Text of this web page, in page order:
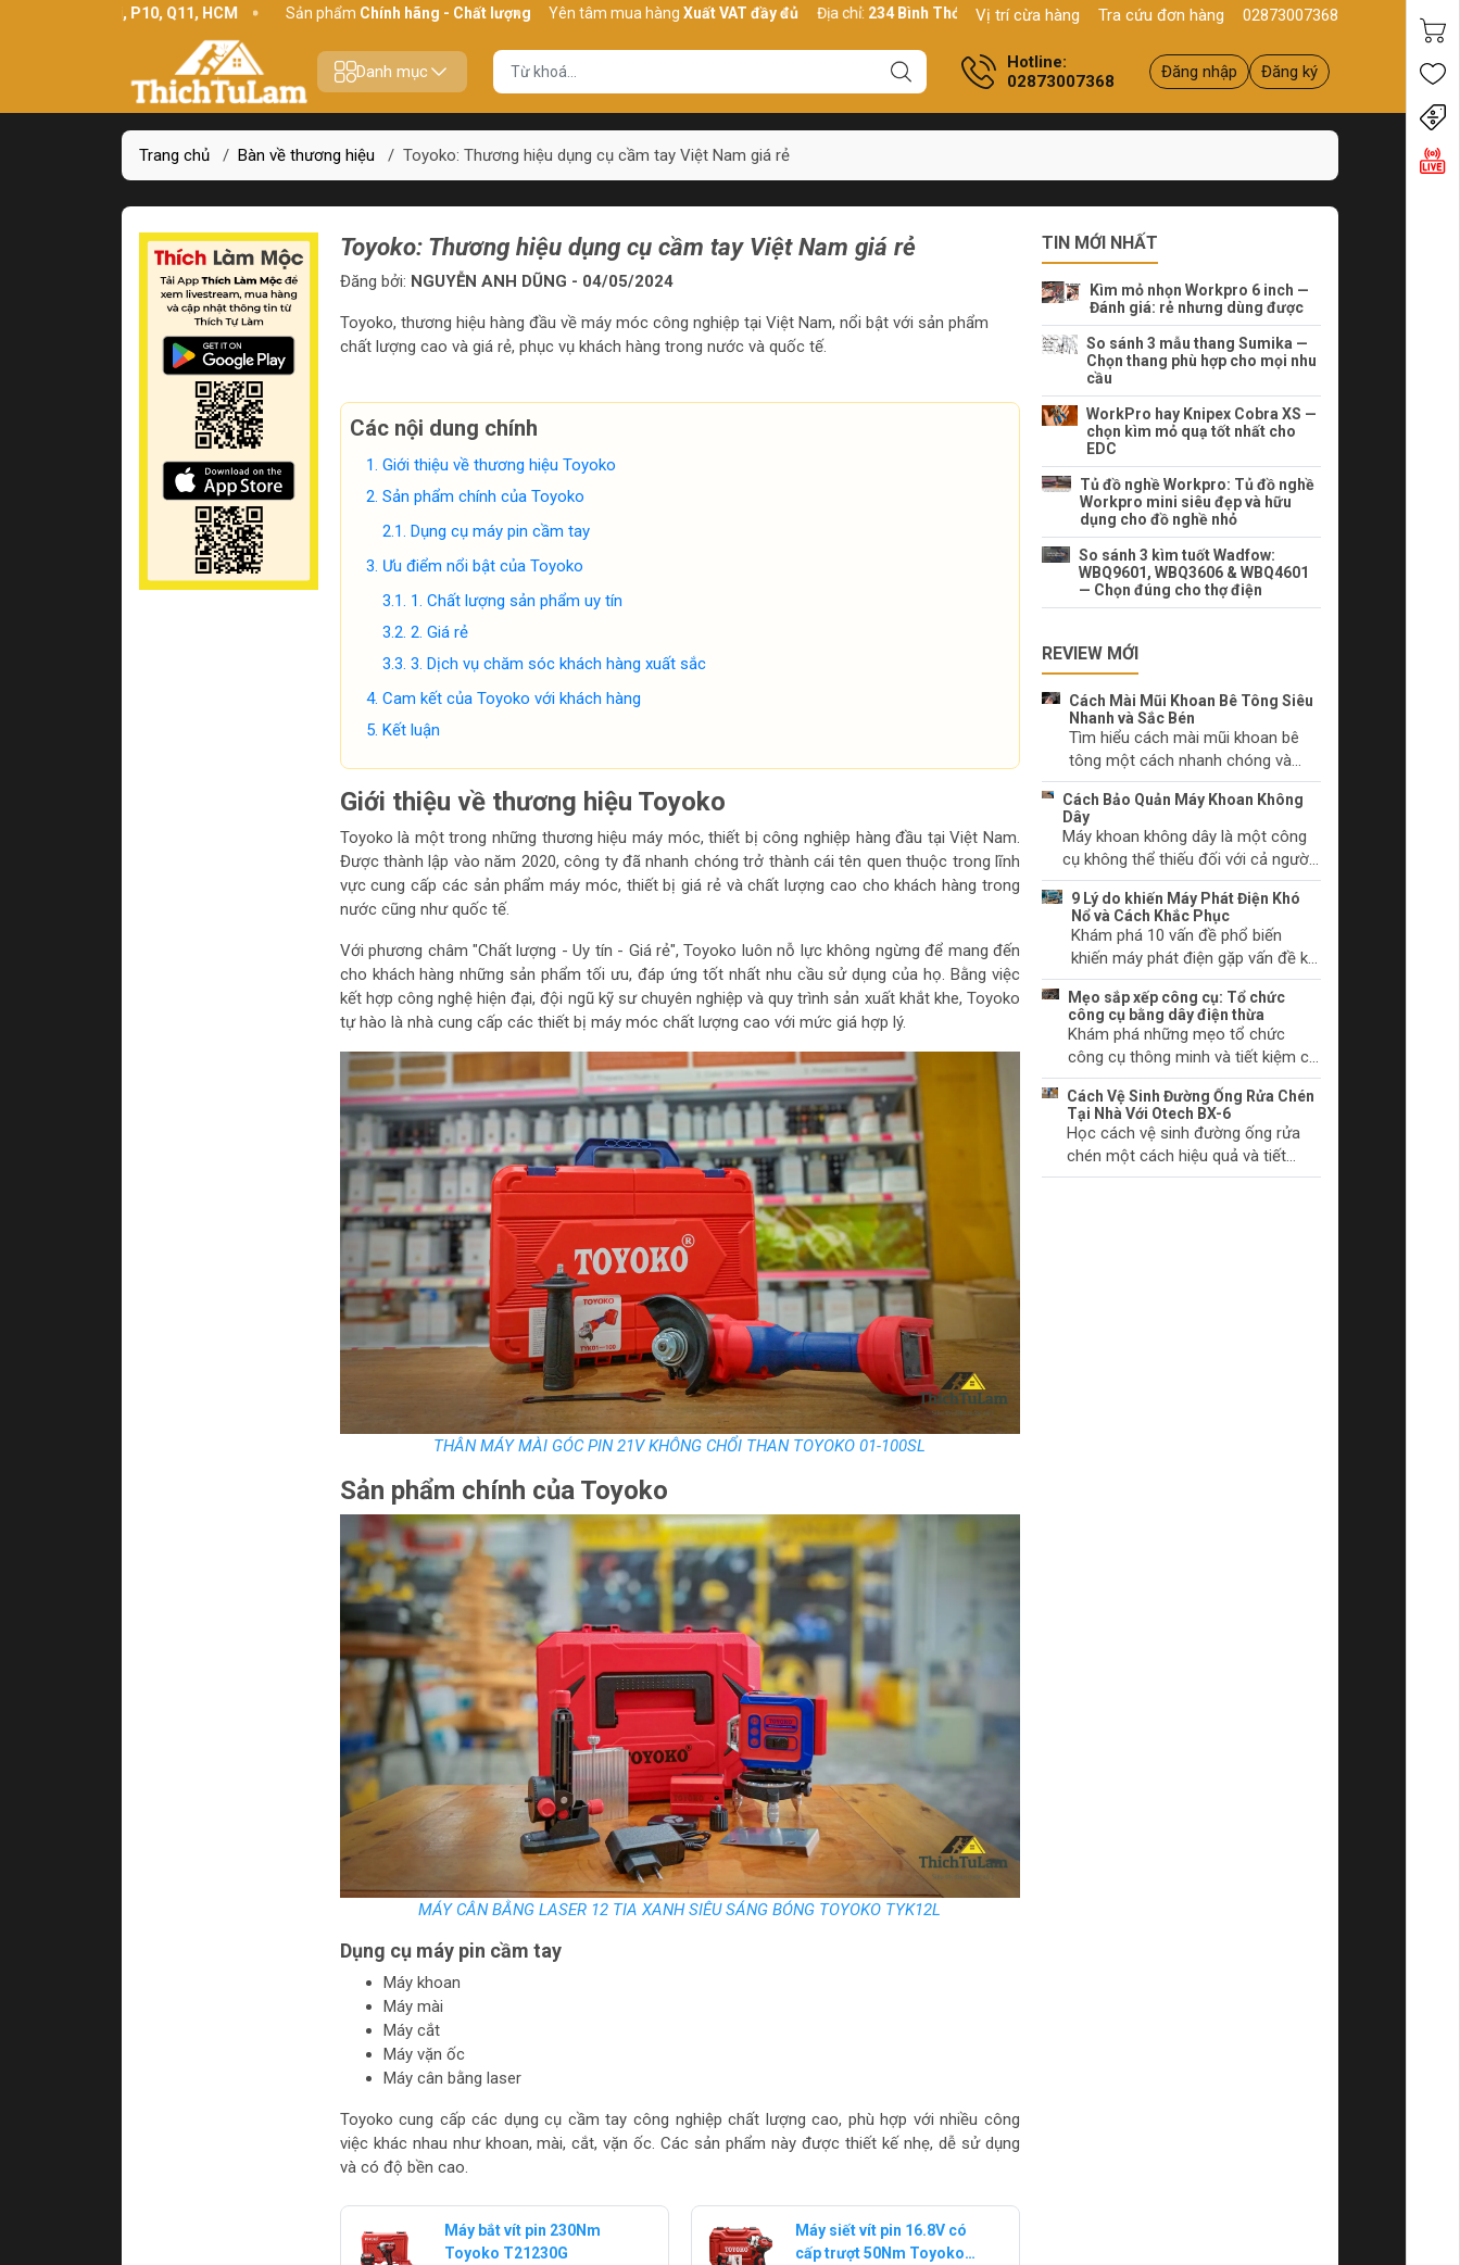
Thới, P10, Q11, HCM Sản phẩmChính hãng - Chất lượng Yên tâm mua hàngXuất VAT đầy đủ Địa chỉ: 234 Bình Thới, P10, Q11, HCM Sản phẩmChính hãng - Chất lượng Yên tâm mua
Vị trí cừa hàng Tra cứu đơn hàng 02873007368
Danh mục
Hotline:
02873007368
Đăng nhập Đăng ký
Trang chủ / Bàn về thương hiệu / Toyoko: Thương hiệu dụng cụ cầm tay Việt Nam giá rẻ
Toyoko: Thương hiệu dụng cụ cầm tay Việt Nam giá rẻ
Đăng bởi: NGUYỄN ANH DŨNG - 04/05/2024
Toyoko, thương hiệu hàng đầu về máy móc công nghiệp tại Việt Nam, nổi bật với sản phẩm
chất lượng cao và giá rẻ, phục vụ khách hàng trong nước và quốc tế.
Các nội dung chính
Giới thiệu về thương hiệu Toyoko
Sản phẩm chính của Toyoko
Dụng cụ máy pin cầm tay
Ưu điểm nổi bật của Toyoko
1. Chất lượng sản phẩm uy tín
2. Giá rẻ
3. Dịch vụ chăm sóc khách hàng xuất sắc
Cam kết của Toyoko với khách hàng
Kết luận
Giới thiệu về thương hiệu Toyoko
Toyoko là một trong những thương hiệu máy móc, thiết bị công nghiệp hàng đầu tại Việt Nam.
Được thành lập vào năm 2020, công ty đã nhanh chóng trở thành cái tên quen thuộc trong lĩnh
vực cung cấp các sản phẩm máy móc, thiết bị giá rẻ và chất lượng cao cho khách hàng trong
nước cũng như quốc tế.
Với phương châm "Chất lượng - Uy tín - Giá rẻ", Toyoko luôn nỗ lực không ngừng để mang đến
cho khách hàng những sản phẩm tối ưu, đáp ứng tốt nhất nhu cầu sử dụng của họ. Bằng việc
kết hợp công nghệ hiện đại, đội ngũ kỹ sư chuyên nghiệp và quy trình sản xuất khắt khe, Toyoko
tự hào là nhà cung cấp các thiết bị máy móc chất lượng cao với mức giá hợp lý.
THÂN MÁY MÀI GÓC PIN 21V KHÔNG CHỔI THAN TOYOKO 01-100SL
Sản phẩm chính của Toyoko
MÁY CÂN BẰNG LASER 12 TIA XANH SIÊU SÁNG BÓNG TOYOKO TYK12L
Dụng cụ máy pin cầm tay
Máy khoan
Máy mài
Máy cắt
Máy vặn ốc
Máy cân bằng laser
Toyoko cung cấp các dụng cụ cầm tay công nghiệp chất lượng cao, phù hợp với nhiều công
việc khác nhau như khoan, mài, cắt, vặn ốc. Các sản phẩm này được thiết kế nhẹ, dễ sử dụng
và có độ bền cao.
Máy bắt vít pin 230Nm
Toyoko T21230G
Máy siết vít pin 16.8V có
cấp trượt 50Nm Toyoko
TIN MỚI NHẤT
Kìm mỏ nhọn Workpro 6 inch —
Đánh giá: rẻ nhưng dùng được
So sánh 3 mẫu thang Sumika —
Chọn thang phù hợp cho mọi nhu
cầu
WorkPro hay Knipex Cobra XS —
chọn kìm mỏ quạ tốt nhất cho
EDC
Tủ đồ nghề Workpro: Tủ đồ nghề
Workpro mini siêu đẹp và hữu
dụng cho đồ nghề nhỏ
So sánh 3 kìm tuốt Wadfow:
WBQ9601, WBQ3606 & WBQ4601
— Chọn đúng cho thợ điện
REVIEW MỚI
Cách Mài Mũi Khoan Bê Tông Siêu
Nhanh và Sắc Bén
Tìm hiểu cách mài mũi khoan bê
tông một cách nhanh chóng và
hiệu quả. Lựa chọn dụng cụ mài
phù hợp và kỹ thuật mài mũi khoan
đúng cách.
Cách Bảo Quản Máy Khoan Không
Dây
Máy khoan không dây là một công
cụ không thể thiếu đối với cả người
làm tự chọn và các chuyên gia. Hãy
tìm hiểu cách chăm sóc máy khoan
không dây của bạn để duy trì hiệu
suất và ngăn chặn sự cố trước khi
chúng bắt đầu.
9 Lý do khiến Máy Phát Điện Khó
Nổ và Cách Khắc Phục
Khám phá 10 vấn đề phổ biến
khiến máy phát điện gặp vấn đề khi
khởi động và cách khắc phục
chúng. Tìm hiểu thêm ngay!
Mẹo sắp xếp công cụ: Tổ chức
công cụ bằng dây điện thừa
Khám phá những mẹo tổ chức
công cụ thông minh và tiết kiệm chi
phí với dây điện thừa. Biến không
gian làm việc của bạn trở nên gọn
gàng và khoa học.
Cách Vệ Sinh Đường Ống Rửa Chén
Tại Nhà Với Otech BX-6
Học cách vệ sinh đường ống rửa
chén một cách hiệu quả và tiết
kiệm thời gian tại nhà với sản phẩm